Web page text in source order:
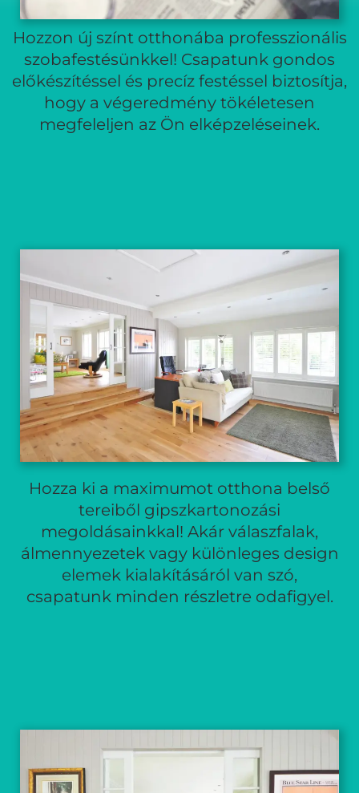
Hozzon új színt otthonába professzionális
szobafestésünkkel! Csapatunk gondos
előkészítéssel és precíz festéssel biztosítja,
hogy a végeredmény tökéletesen
megfeleljen az Ön elképzeléseinek.
Hozza ki a maximumot otthona belső
tereiből gipszkartonozási
megoldásainkkal! Akár válaszfalak,
álmennyezetek vagy különleges design
elemek kialakításáról van szó,
csapatunk minden részletre odafigyel.